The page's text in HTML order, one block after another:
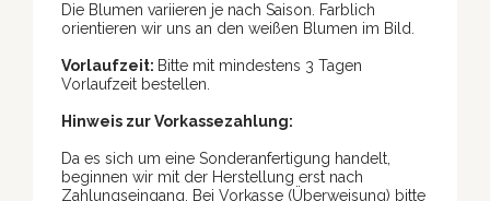
Die Blumen variieren je nach Saison. Farblich
orientieren wir uns an den weißen Blumen im Bild.
Vorlaufzeit: Bitte mit mindestens 3 Tagen
Vorlaufzeit bestellen.
Hinweis zur Vorkassezahlung:
Da es sich um eine Sonderanfertigung handelt,
beginnen wir mit der Herstellung erst nach
Zahlungseingang. Bei Vorkasse (Überweisung) bitte